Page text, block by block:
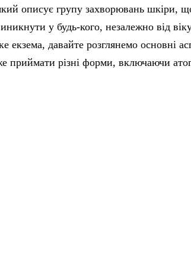
описує групу захворювань шкіри,
у будь-кого, незалежно від
екзема, давайте розглянемо основні
приймати різні форми, включаючи